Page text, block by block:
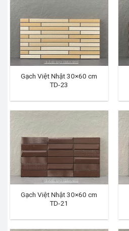
Gạch Việt Nhật 30×60 cm
TD-23
Gạch Việt Nhật 30×60 cm
TD-21